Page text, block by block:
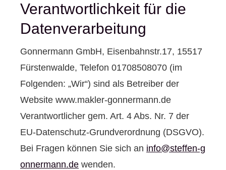
Verantwortlichkeit für die
Datenverarbeitung
Gonnermann GmbH, Eisenbahnstr.17, 15517
Fürstenwalde, Telefon 01708508070 (im
Folgenden: „Wir“) sind als Betreiber der
Website www.makler-gonnermann.de
Verantwortlicher gem. Art. 4 Abs. Nr. 7 der
EU-Datenschutz-Grundverordnung (DSGVO).
Bei Fragen können Sie sich an info@steffen-g
onnermann.de wenden.